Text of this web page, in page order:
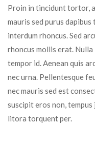
Proin in tincidunt tortor,
mauris sed purus dapibus
interdum rhoncus. Sed
rhoncus mollis erat.
tempor id. Aenean quis
nec urna. Pellentesque
nec mauris sed est
suscipit eros non,
litora torquent per.